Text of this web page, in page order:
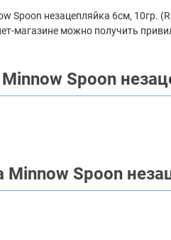
Spoon незацепляйка 6см, 10гр.
магазине можно получить
Spoon
Spoon